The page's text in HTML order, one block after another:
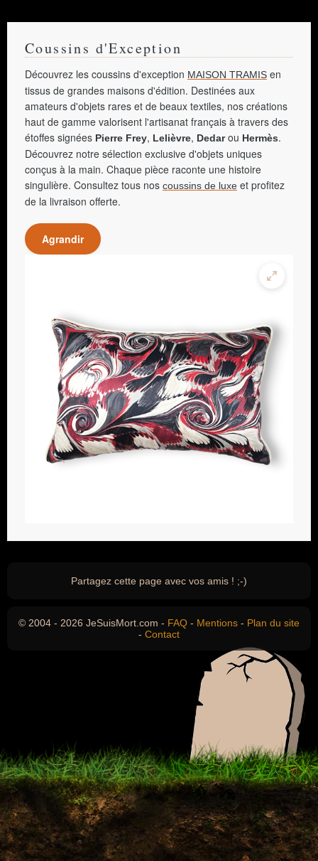
Coussins d'Exception
Découvrez les coussins d'exception MAISON TRAMIS en
tissus de grandes maisons d'édition. Destinées aux
amateurs d'objets rares et de beaux textiles, nos créations
haut de gamme valorisent l'artisanat français à travers des
étoffes signées Pierre Frey, Lelièvre, Dedarou Hermès.
Découvrez notre sélection exclusive d'objets uniques
conçus à la main. Chaque pièce raconte une histoire
singulière. Consultez tous nos coussins de luxe et profitez
de la livraison offerte.
Agrandir
Partagez cette page avec vos amis ! ;-)
© 2004 - 2026 JeSuisMort.com - FAQ - Mentions - Plan du site
- Contact